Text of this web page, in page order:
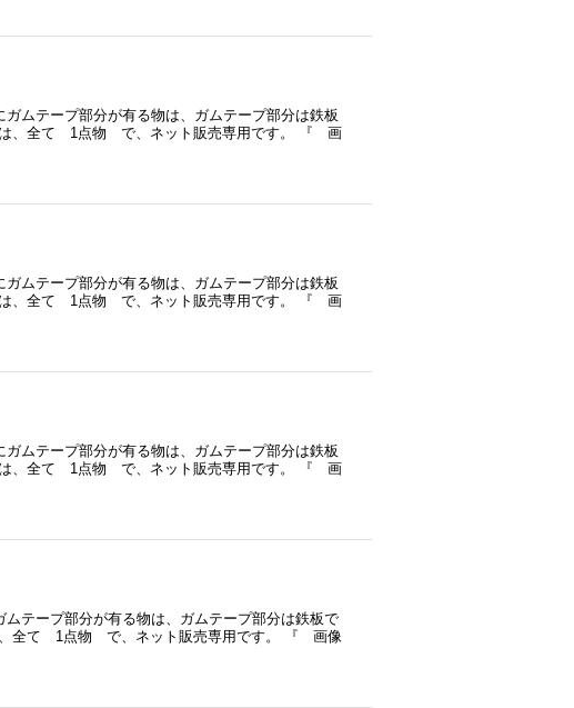
ムテープ部分が有る物は、ガムテープ部分は鉄板
は、全て 1点物 で、ネット販売専用です。 『 画
ムテープ部分が有る物は、ガムテープ部分は鉄板
は、全て 1点物 で、ネット販売専用です。 『 画
ムテープ部分が有る物は、ガムテープ部分は鉄板
は、全て 1点物 で、ネット販売専用です。 『 画
テープ部分が有る物は、ガムテープ部分は鉄板で
、全て 1点物 で、ネット販売専用です。 『 画像